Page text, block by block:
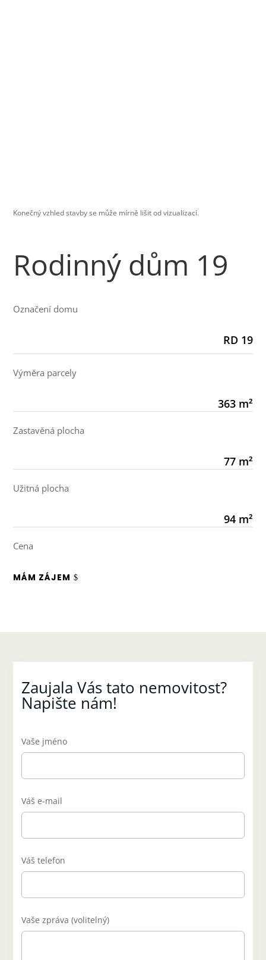
Konečný vzhled stavby se může mírně lišit od vizualizací.
Rodinný dům 19
Označení domu
RD 19
Výměra parcely
363 m²
Zastavěná plocha
77 m²
Užitná plocha
94 m²
Cena
MÁM ZÁJEM
Zaujala Vás tato nemovitost?
Napište nám!
Vaše jméno
Váš e-mail
Váš telefon
Vaše zpráva (volitelný)